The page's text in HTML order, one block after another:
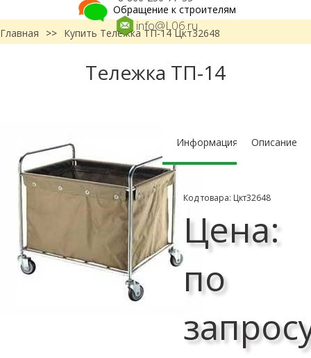
info@L06.ru
Обращение к строителям
Главная
>> Купить Тележка ТП-14 Цкт32648
Тележка ТП-14
Информация Описание
Код товара: Цкт32648
Цена:
по